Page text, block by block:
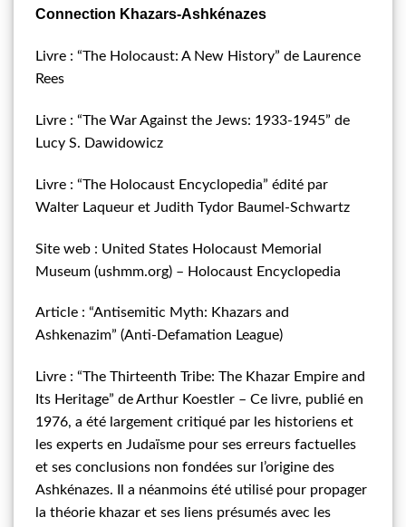
Connection Khazars-Ashkénazes
Livre : “The Holocaust: A New History” de Laurence
Rees
Livre : “The War Against the Jews: 1933-1945” de
Lucy S. Dawidowicz
Livre : “The Holocaust Encyclopedia” édité par
Walter Laqueur et Judith Tydor Baumel-Schwartz
Site web : United States Holocaust Memorial
Museum (ushmm.org) – Holocaust Encyclopedia
Article : “Antisemitic Myth: Khazars and
Ashkenazim” (Anti-Defamation League)
Livre : “The Thirteenth Tribe: The Khazar Empire and
Its Heritage” de Arthur Koestler – Ce livre, publié en
1976, a été largement critiqué par les historiens et
les experts en Judaïsme pour ses erreurs factuelles
et ses conclusions non fondées sur l’origine des
Ashkénazes. Il a néanmoins été utilisé pour propager
la théorie khazar et ses liens présumés avec les